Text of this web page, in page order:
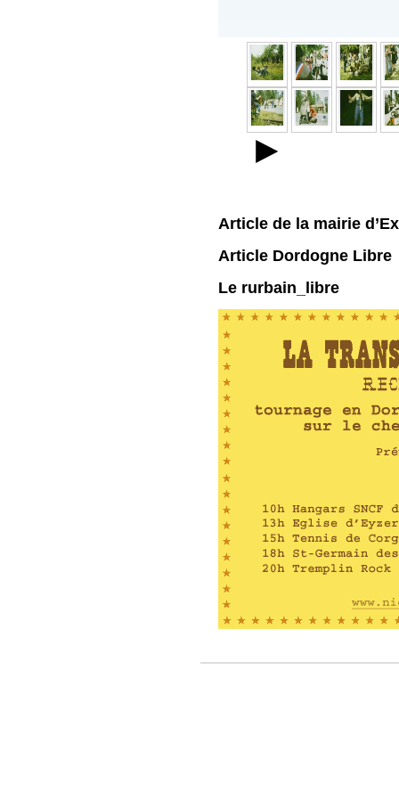
►
Article de la mairie
Article Dordogne Libre
Le rurbain_libre